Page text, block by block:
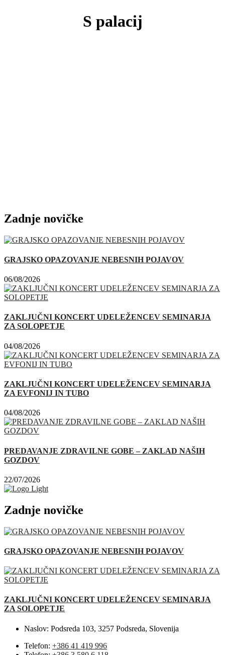
S palacij
Zadnje novičke
GRAJSKO OPAZOVANJE NEBESNIH POJAVOV
06/08/2026
ZAKLJUČNI KONCERT UDELEŽENCEV SEMINARJA
ZA SOLOPETJE
04/08/2026
ZAKLJUČNI KONCERT UDELEŽENCEV SEMINARJA
ZA EVFONIJ IN TUBO
04/08/2026
PREDAVANJE ZDRAVILNE GOBE – ZAKLAD NAŠIH
GOZDOV
22/07/2026
Zadnje novičke
GRAJSKO OPAZOVANJE NEBESNIH POJAVOV
ZAKLJUČNI KONCERT UDELEŽENCEV SEMINARJA
ZA SOLOPETJE
Naslov: Podsreda 103, 3257 Podsreda, Slovenija
Telefon: +386 41 419 996